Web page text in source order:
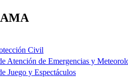
Civil
Atención de Emergencias y
Juego y Espectáculos